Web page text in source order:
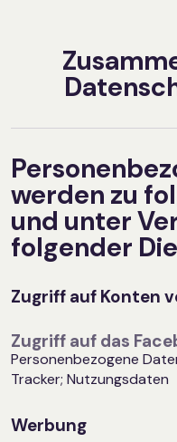
werden zu
und unter
folgender
Zugriff auf Konten
Zugriff auf das
Personenbezogene
Tracker; Nutzungsdaten
Werbung